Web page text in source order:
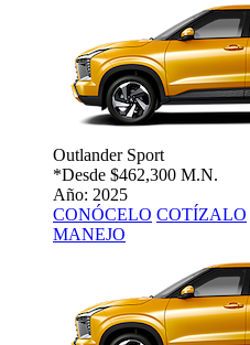
Outlander Sport
*Desde $462,300 M.N.
Año: 2025
CONÓCELO COTÍZALO
MANEJO